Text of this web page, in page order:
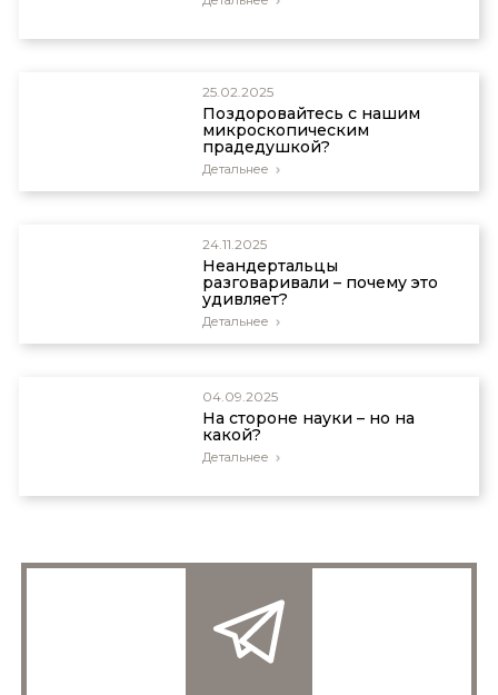
25.02.2025
Поздоровайтесь с нашим
микроскопическим
прадедушкой?
Детальнее
24.11.2025
Неандертальцы
разговаривали – почему это
удивляет?
Детальнее
04.09.2025
На стороне науки – но на
какой?
Детальнее